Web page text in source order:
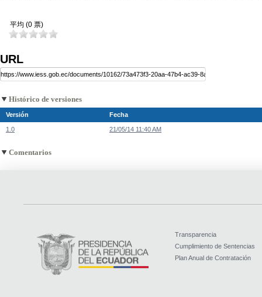
平均 (0 票)
URL
Histórico de versiones
Versión Fecha
1.0 21/05/14 11:40 AM
Comentarios
Transparencia
Cumplimiento de Sentencias
Plan Anual de Contratación